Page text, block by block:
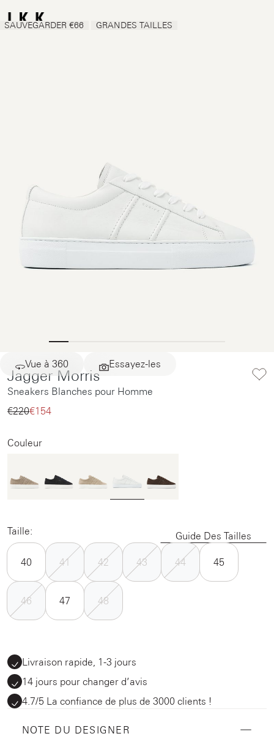
Vue à 360 Essayez-les
SAUVEGARDER €66 GRANDES TAILLES
Jagger Morris
Sneakers Blanches pour Homme
€220‌€154‌
Couleur
Taille: Guide Des Tailles
40 41 42 43 44 45
46 47 48
Livraison rapide, 1-3 jours
14 jours pour changer d’avis
4.7/5 La confiance de plus de 3000 clients !
NOTE DU DESIGNER